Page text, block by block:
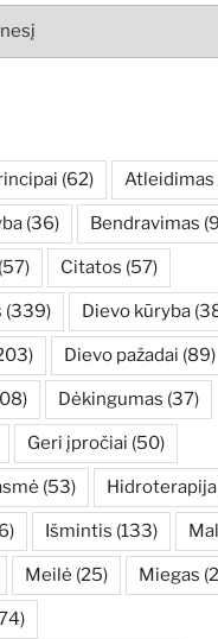
(62) Atleidimas
(36) Bendravimas
(57) Citatos (57)
(339) Dievo kūryba
Dievo pažadai (89)
Dėkingumas (37)
Geri įpročiai (50)
(53) Hidroterapija
Išmintis (133)
Meilė (25) Miegas